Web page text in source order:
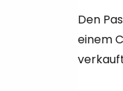
Den
einem